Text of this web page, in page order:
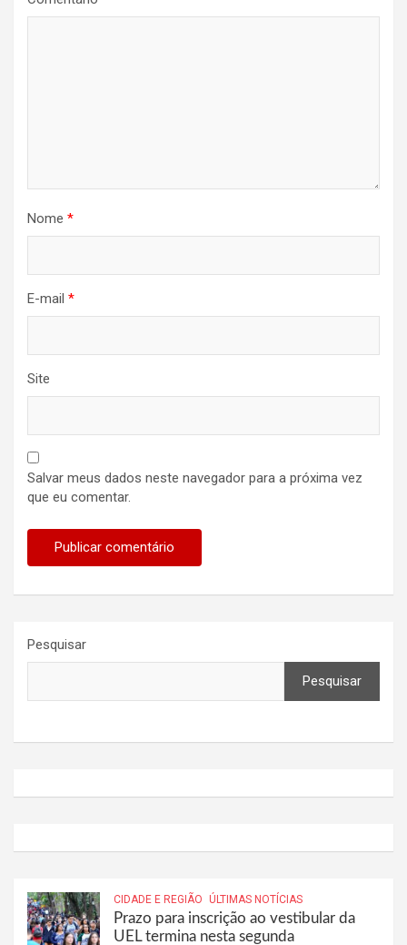
Nome *
E-mail *
Site
Salvar meus dados neste navegador para a próxima vez
que eu comentar.
Pesquisar
Pesquisar
CIDADE E REGIÃO ÚLTIMAS NOTÍCIAS
Prazo para inscrição ao vestibular da
UEL termina nesta segunda